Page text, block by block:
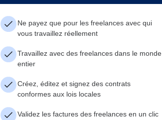
Ne payez que pour les freelances avec qui
vous travaillez réellement
Travaillez avec des freelances dans le monde
entier
Créez, éditez et signez des contrats
conformes aux lois locales
Validez les factures des freelances en un clic